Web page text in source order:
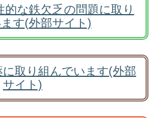
的な鉄欠乏の問題に取り
す(外部サイト)
取り組んでいます(外部
サイト)